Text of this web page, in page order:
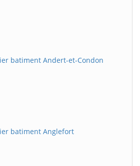
batiment Andert-et-Condon
batiment Anglefort